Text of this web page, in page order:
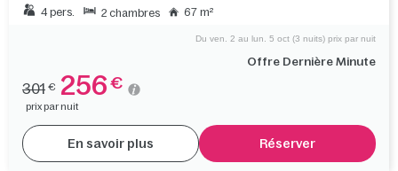
4 pers. 2 chambres 67 m²
Offre Dernière Minute
Du ven. 2 au lun. 5 oct (3 nuits) prix par nuit
301 € 256 €
prix par nuit
En savoir plus Réserver